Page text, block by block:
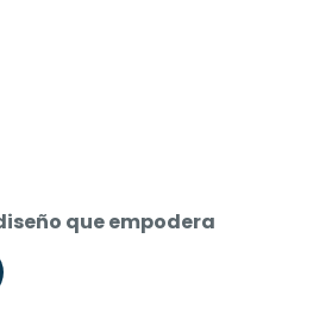
40.000.
que empodera